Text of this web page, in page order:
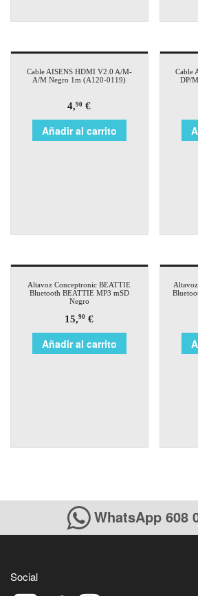
Cable AISENS HDMI V2.0 A/M-
A/M Negro 1m (A120-0119)
4,90 €
Añadir al carrito
Cable
DP/
Altavoz Conceptronic BEATTIE
Bluetooth BEATTIE MP3 mSD
Negro
15,90 €
Añadir al carrito
WhatsApp 608
Social